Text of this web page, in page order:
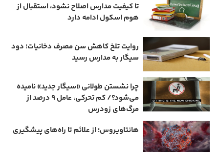
تا کیفیت مدارس اصلاح نشود، استقبال از
هوم ‌اسکول ادامه دارد
روایت تلخ کاهش سن مصرف دخانیات؛ دود
سیگار به مدارس رسید
چرا نشستن طولانی «سیگار جدید» نامیده
می‌شود؟/ کم‌ تحرکی، عامل ۹ درصد از
مرگ‌های زودرس
هانتاویروس؛ از علائم تا راه‌های پیشگیری